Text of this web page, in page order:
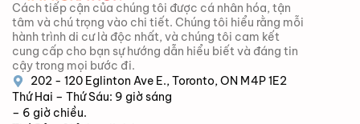
Cách tiếp cận của chúng tôi được cá nhân hóa, tận
tâm và chú trọng vào chi tiết. Chúng tôi hiểu rằng mỗi
hành trình di cư là độc nhất, và chúng tôi cam kết
cung cấp cho bạn sự hướng dẫn hiểu biết và đáng tin
cậy trong mọi bước đi.
202 - 120 Eglinton Ave E., Toronto, ON M4P 1E2
Thứ Hai – Thứ Sáu: 9 giờ sáng
– 6 giờ chiều.